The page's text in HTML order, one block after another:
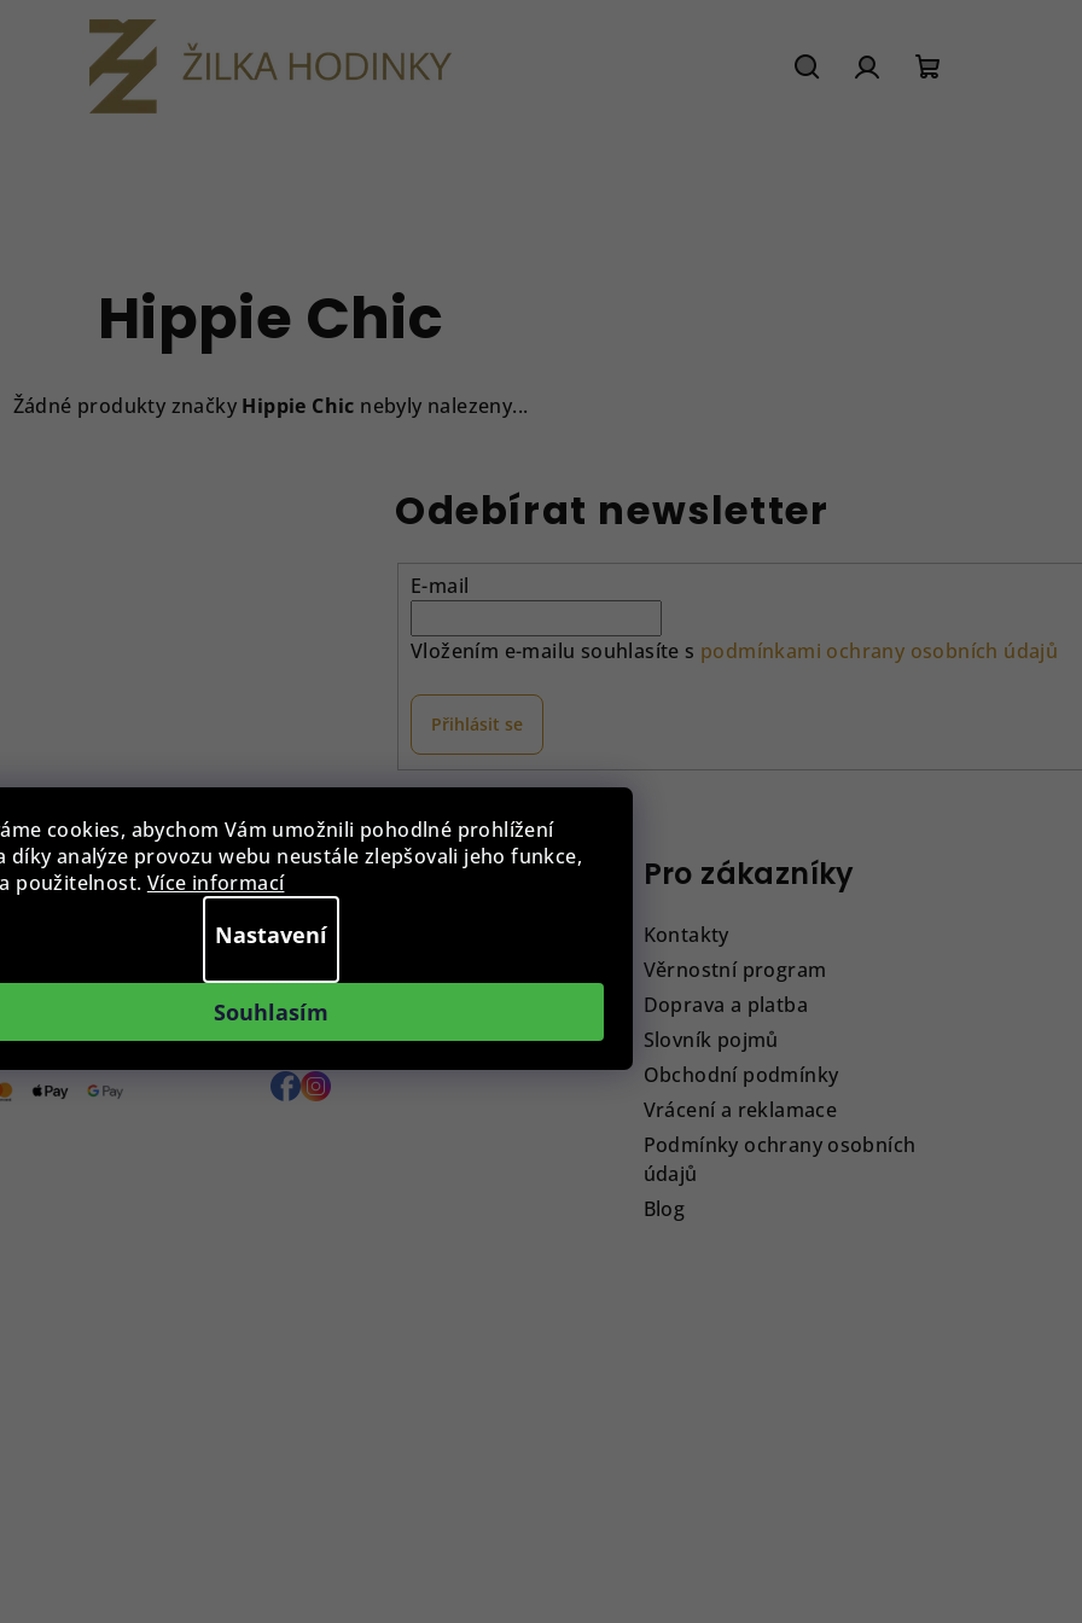
cookies, abychom Vám umožnili pohodlné prohlížení
díky analýze provozu webu neustále zlepšovali jeho funkce,
použitelnost. Více informací
Nastavení
Souhlasím
Hippie Chic
Žádné produkty značky Hippie Chic nebyly nalezeny...
Odebírat newsletter
E-mail
Vložením e-mailu souhlasíte s podmínkami ochrany osobních údajů
Přihlásit se
Pro zákazníky
Kontakty
Věrnostní program
Doprava a platba
Slovník pojmů
Obchodní podmínky
Vrácení a reklamace
Podmínky ochrany osobních
údajů
Blog
955 998
- 15:00
platba
Provozovna
Po - Pá: 9:00 - 15:00
Roháčova 639, 390 02 Tábor
Více informací >
Sledujte nás na